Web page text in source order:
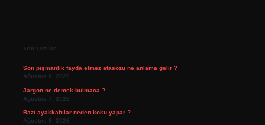
Son Yazılar
Son pişmanlık fayda etmez atasözü ne anlama gelir ?
Ağustos 8, 2026
Jargon ne demek bulmaca ?
Ağustos 7, 2026
Bazı ayakkabılar neden koku yapar ?
Ağustos 6, 2026